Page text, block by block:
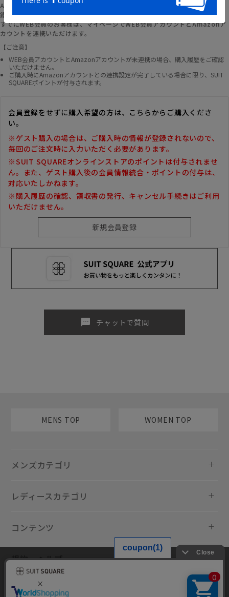
Amazonアカウントの登録情報を使用して、お支払いおよび新規WEB会員登
録が可能です。
すでにWEB会員のお客様は、マイページでWEB会員アカウントとAmazonア
カウントを連携いただけます。
【ご注意】
WEB会員アカウントとAmazonアカウントが未連携の場合、購入履歴をご確認
いただけません。
ご購入時にAmazonアカウントとの連携設定が完了している場合に限り、SUIT
SQUAREポイントが付与されます。
会員登録をせずに購入希望の方は、こちらからご購入くださ
い。
※ゲスト購入の場合は、ご購入時の情報が登録されないので、
毎回のご注文時に入力いただく必要があります。
※SUIT SQUAREオンラインストアのポイントは付与されませ
ん。また、ゲスト購入後の会員情報統合・ポイントの付与は、
対応いたしかねます。
※購入履歴の確認、領収書の発行、キャンセル手続きはご利用
いただけません。
sms チャットで質問
MENS TOP WOMEN TOP
メンズカテゴリ
レディースカテゴリ
コンテンツ
規約・ヘルプ
当サイトでは利用体験の向上およびコンテンツの最適な提供、トラフィ
ックの分析を目的としてCookieを使用しています。サイトの閲覧を継続